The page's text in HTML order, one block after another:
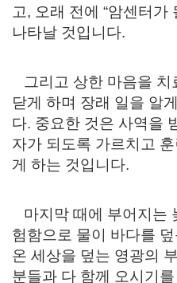
고, 오래 전에 “암센터가
나타날 것입니다.
그리고 상한 마음을 치
닫게 하며 장래 일을 알
다. 중요한 것은 사역을
자가 되도록 가르치고
게 하는 것입니다.
마지막 때에 부어지는
험함으로 물이 바다를
온 세상을 덮는 영광의
분들과 다 함께 오시기